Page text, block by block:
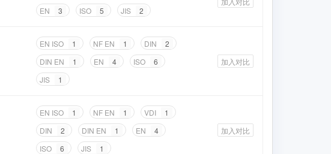
EN
3 ISO 5 JIS 2
EN ISO 1 NF EN 1 DIN
2
DIN EN
1 EN 4 ISO
6
JIS
1
加入对比
EN ISO 1 NF EN 1 VDI
1
DIN
2 DIN EN 1 EN
4
ISO
6 JIS 1
加入对比